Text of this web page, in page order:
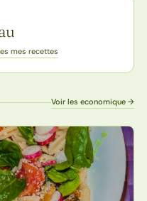
mes recettes
Voir les economique →